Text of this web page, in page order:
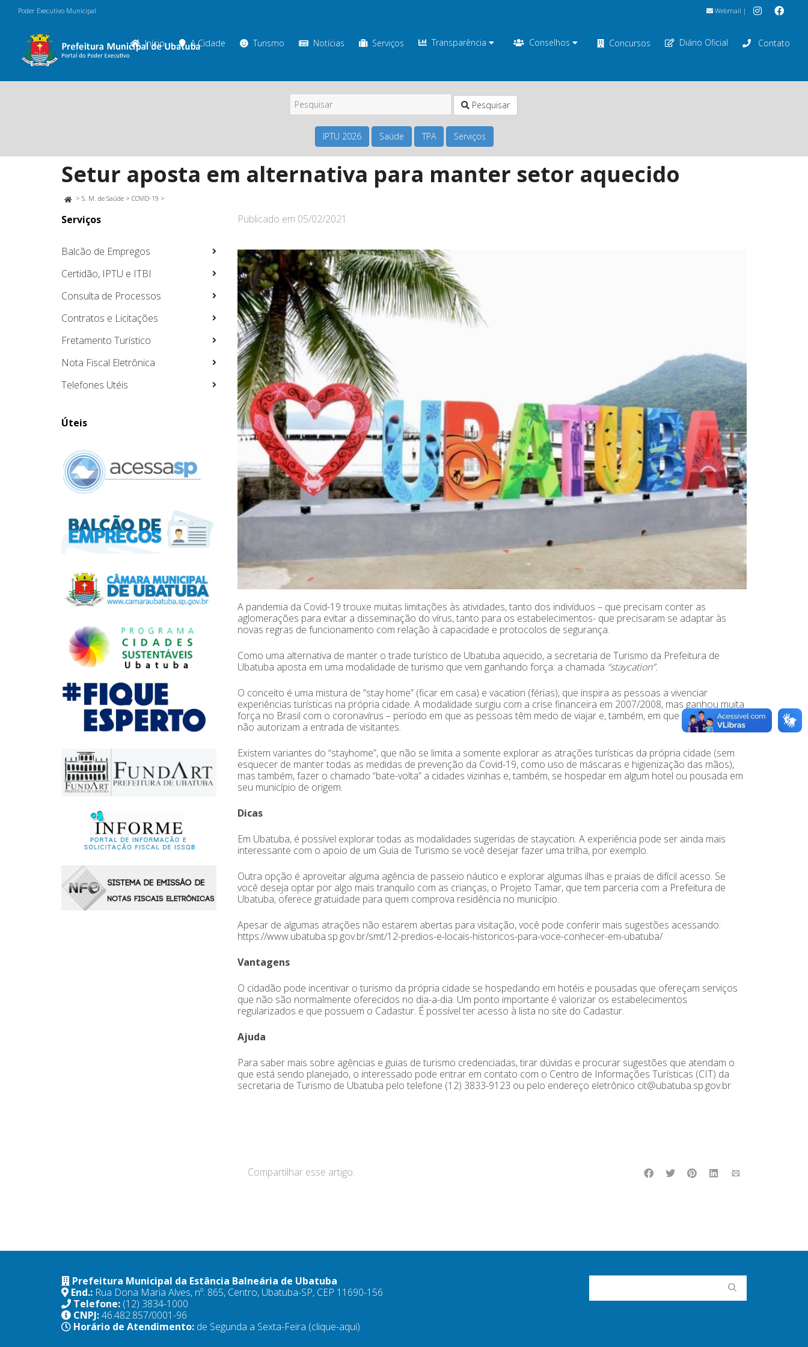
Poder Executivo Municipal Webmail |
Início A Cidade Turismo Notícias Serviços Transparência Conselhos Concursos Diário Oficial Contato
Pesquisar
IPTU 2026 Saúde TPA Serviços
Setur aposta em alternativa para manter setor aquecido
> S. M. de Saúde > COVID-19 >
Publicado em 05/02/2021
A pandemia da Covid-19 trouxe muitas limitações às atividades, tanto dos indivíduos – que precisam conter as
aglomerações para evitar a disseminação do vírus, tanto para os estabelecimentos- que precisaram se adaptar às
novas regras de funcionamento com relação à capacidade e protocolos de segurança.
Como uma alternativa de manter o trade turístico de Ubatuba aquecido, a secretaria de Turismo da Prefeitura de
Ubatuba aposta em uma modalidade de turismo que vem ganhando força: a chamada “staycation”.
O conceito é uma mistura de “stay home” (ficar em casa) e vacation (férias), que inspira as pessoas a vivenciar
experiências turísticas na própria cidade. A modalidade surgiu com a crise financeira em 2007/2008, mas ganhou muita
força no Brasil com o coronavírus – período em que as pessoas têm medo de viajar e, também, em que alguns locais
não autorizam a entrada de visitantes.
Existem variantes do “stayhome”, que não se limita a somente explorar as atrações turísticas da própria cidade (sem
esquecer de manter todas as medidas de prevenção da Covid-19, como uso de máscaras e higienização das mãos),
mas também, fazer o chamado “bate-volta” a cidades vizinhas e, também, se hospedar em algum hotel ou pousada em
seu município de origem.
Dicas
Em Ubatuba, é possível explorar todas as modalidades sugeridas de staycation. A experiência pode ser ainda mais
interessante com o apoio de um Guia de Turismo se você desejar fazer uma trilha, por exemplo.
Outra opção é aproveitar alguma agência de passeio náutico e explorar algumas ilhas e praias de difícil acesso. Se
você deseja optar por algo mais tranquilo com as crianças, o Projeto Tamar, que tem parceria com a Prefeitura de
Ubatuba, oferece gratuidade para quem comprova residência no município.
Apesar de algumas atrações não estarem abertas para visitação, você pode conferir mais sugestões acessando:
https://www.ubatuba.sp.gov.br/smt/12-predios-e-locais-historicos-para-voce-conhecer-em-ubatuba/
Vantagens
O cidadão pode incentivar o turismo da própria cidade se hospedando em hotéis e pousadas que ofereçam serviços
que não são normalmente oferecidos no dia-a-dia. Um ponto importante é valorizar os estabelecimentos
regularizados e que possuem o Cadastur. É possível ter acesso à lista no site do Cadastur.
Ajuda
Para saber mais sobre agências e guias de turismo credenciadas, tirar dúvidas e procurar sugestões que atendam o
que está sendo planejado, o interessado pode entrar em contato com o Centro de Informações Turísticas (CIT) da
secretaria de Turismo de Ubatuba pelo telefone (12) 3833-9123 ou pelo endereço eletrônico cit@ubatuba.sp.gov.br
Compartilhar esse artigo:
Serviços
Balcão de Empregos
Certidão, IPTU e ITBI
Consulta de Processos
Contratos e Licitações
Fretamento Turístico
Nota Fiscal Eletrônica
Telefones Utéis
Úteis
Prefeitura Municipal da Estância Balneária de Ubatuba
End.: Rua Dona Maria Alves, nº. 865, Centro, Ubatuba-SP, CEP 11690-156
Telefone: (12) 3834-1000
CNPJ:46.482.857/0001-96
Horário de Atendimento: de Segunda a Sexta-Feira (clique-aqui)